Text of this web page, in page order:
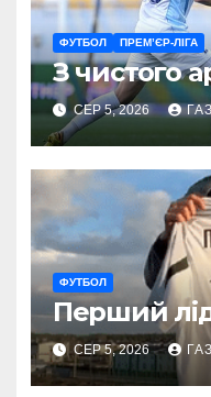
ФУТБОЛ ПРЕМ’ЄР-ЛІГА
З чистого
СЕР 5, 2026
ФУТБОЛ
Перший
СЕР 5, 2026